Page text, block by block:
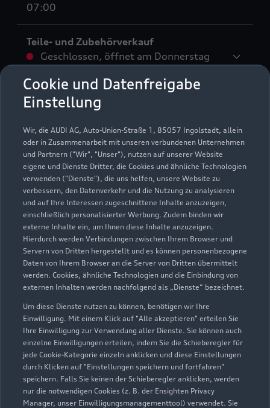
Cookie und Datenfreigabe
Einstellung
Wir, die AUDI AG, Auto-Union-Straße 1, 85057 Ingolstadt, allein
oder in Zusammenarbeit mit unseren verbundenen Unternehmen
und Partnern ("Wir", "Unser"), nutzen auf unserer Website
eigene und Dienste Dritter, die Cookies und ähnliche Technologien
verwenden ("Dienste"), die uns helfen, unsere Website zu
verbessern, den Datenverkehr und die Nutzung zu analysieren
und auf Ihre Interessen zugeschnittene Inhalte anzuzeigen,
einschließlich personalisierter Werbung. Zudem binden wir
externe Inhalte ein, um Ihnen diese Inhalte anzuzeigen.
Hierdurch werden Verbindungen zwischen Ihrem Browser und
Servern von Dritten hergestellt und es können personenbezogene
Daten von Ihrem Browser an die Server von Dritten übermittelt
werden. Cookies, ähnliche Technologien und die Einbindung von
externen Inhalten werden nachfolgend als „Dienste“ bezeichnet.
Um diese Dienste nutzen zu können, benötigen wir Ihre
Einwilligung. Mit einem Klick auf "Alle akzeptieren" erteilen Sie
Ihre Einwilligung zur Verwendung aller Dienste. Sie können auch
einzelne Einwilligungen erteilen, indem Sie die Schieberegler für
jede Cookie-Kategorie einzeln anklicken und diese Einstellungen
durch Klicken auf "Einstellungen speichern und fortfahren"
speichern. Falls Sie keinen der Schieberegler anklicken, werden
nur die notwendigen Cookies (z. B. der Ensighten Privacy
Manager, unser Einwilligungsmanagementtool) verwendet. Sie
07:00
Teile- und Zubehörverkauf
Geschlossen, öffnet am Donnerstag
Schautag
Zur Inspektion